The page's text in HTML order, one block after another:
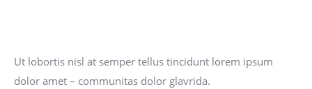
Ut lobortis nisl at semper tellus tincidunt lorem ipsum
dolor amet – communitas dolor glavrida.